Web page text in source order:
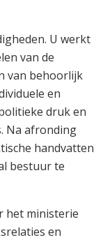
U werkt
van de
van behoorlijk
en
druk en
Na afronding
handvatten
bestuur te
het ministerie
en